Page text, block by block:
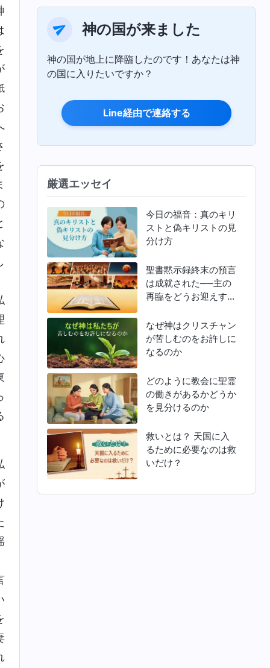
神の国が来ました
神の国が地上に降臨したのです！あなたは神
の国に入りたいですか？
Line経由で連絡する
厳選エッセイ
今日の福音：真のキリ
ストと偽キリストの見
分け方
聖書黙示録終末の預言
は成就された──主の
再臨をどうお迎えすれ
なぜ神はクリスチャン
が苦しむのをお許しに
なるのか
どのように教会に聖霊
の働きがあるかどうか
を見分けるのか
救いとは？ 天国に入
るために必要なのは救
いだけ？